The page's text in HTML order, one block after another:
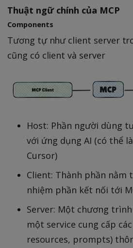
Thuật ngữ chính của MCP
Components
Tương tự như client server
cũng có client và server
Host: Phần người dùng
với ứng dụng AI (có thể
Cursor)
Client: Thành phần nằm
nhiệm phần kết nối tới
Server: Một chương
một service cung cấp
resources, prompts)